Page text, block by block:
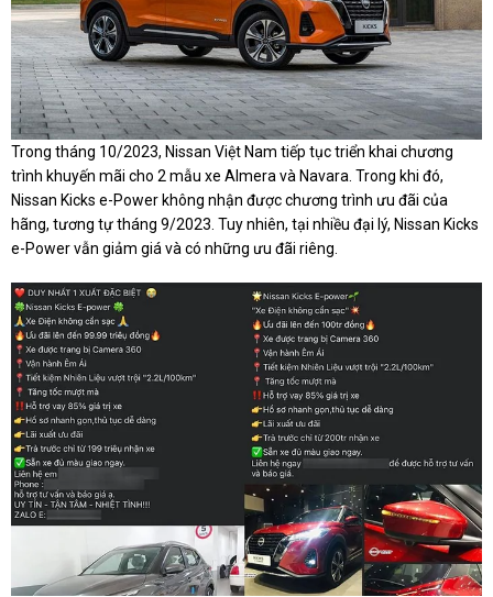
Trong tháng 10/2023, Nissan Việt Nam tiếp tục triển khai chương
trình khuyến mãi cho 2 mẫu xe Almera và Navara. Trong khi đó,
Nissan Kicks e-Power không nhận được chương trình ưu đãi của
hãng, tương tự tháng 9/2023. Tuy nhiên, tại nhiều đại lý, Nissan Kicks
e-Power vẫn giảm giá và có những ưu đãi riêng.